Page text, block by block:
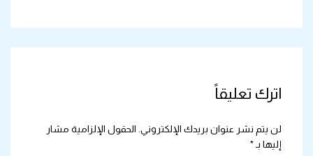
اترك تعليقاً
لن يتم نشر عنوان بريدك الإلكتروني.
الحقول الإلزامية مشار
إليها بـ *